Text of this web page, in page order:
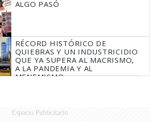
ALGO PASÓ
RÉCORD HISTÓRICO DE
QUIEBRAS Y UN INDUSTRICIDIO
QUE YA SUPERA AL MACRISMO,
A LA PANDEMIA Y AL
MENEMISMO
Espacio Publicitario